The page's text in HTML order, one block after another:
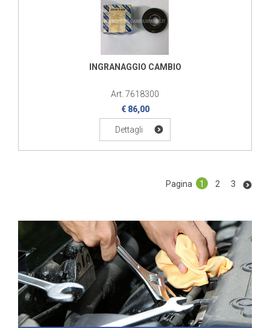
INGRANAGGIO CAMBIO
Art. 7618300
€ 86,00
Dettagli
Pagina 1 2 3